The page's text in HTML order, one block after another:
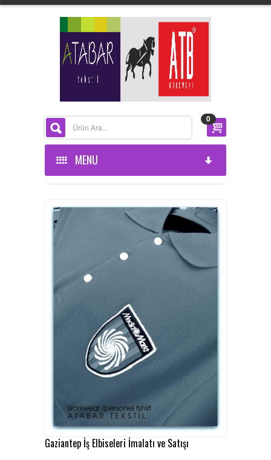
0
MENU
KURUMSAL
BELGELERIMIZ
HABERLER
REFERANSLAR
KAMPANYA
SİPARİŞ LİSTESİ
İLETİŞİM
Gaziantep İş Elbiseleri İmalatı ve Satışı